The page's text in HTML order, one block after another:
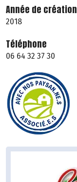
Année de création
2018
Téléphone
06 64 32 37 30